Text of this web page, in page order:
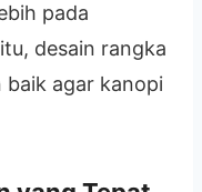
pada
desain rangka
baik agar kanopi